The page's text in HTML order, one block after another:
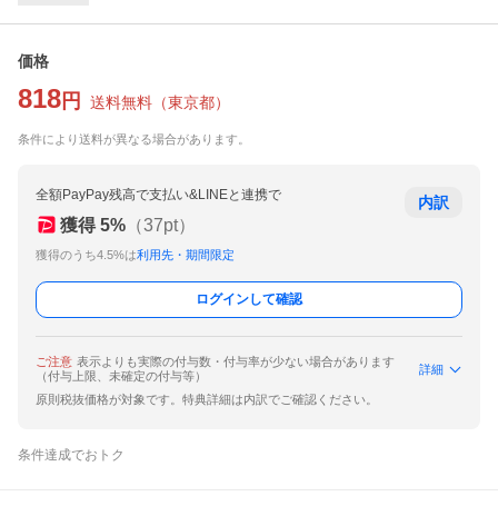
価格
818 円 送料無料 （東京都）
条件により送料が異なる場合があります。
全額PayPay残高で支払い&LINEと連携で
獲得 5% （37pt）
獲得のうち4.5%は利用先・期間限定
内訳
ログインして確認
ご注意 表示よりも実際の付与数・付与率が少ない場合があります
（付与上限、未確定の付与等）
詳細
原則税抜価格が対象です。特典詳細は内訳でご確認ください。
条件達成でおトク